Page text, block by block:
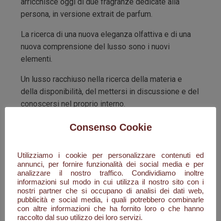
persona, in versione extrait de parfum.
La ricerca di una nuova eleganza olfattiva e di una
nuova comprensione del lusso sono i nuovi
elementi.
Un lusso racchiuso nella ricerca della materia e
della disponibilità, del mettersi in discussione e del
conoscersi nel proprio interno.
Questi profumi sono autenticamente moderni e
Ma composta da nuovi consumatori consapevoli del
mondo che li circonda, esigenti con i prodotti che
acquistano e cercano fragranze distintive.
LUCE DEI CUORI e DOLCISSIMO SOLLIEVO, fanno
parte dell’humus emotivo di Filippo Sorcinelli:
Consenso Cookie
Utilizziamo i cookie per personalizzare contenuti ed
annunci, per fornire funzionalità dei social media e per
analizzare il nostro traffico. Condividiamo inoltre
informazioni sul modo in cui utilizza il nostro sito con i
nostri partner che si occupano di analisi dei dati web,
pubblicità e social media, i quali potrebbero combinarle
con altre informazioni che ha fornito loro o che hanno
raccolto dal suo utilizzo dei loro servizi.